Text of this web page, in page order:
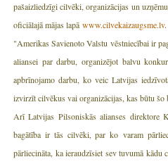
pašaizliedzīgi cilvēki, organizācijas un
oficiālajā mājas lapā www.cilvekaizaugsme.lv.
"Amerikas Savienoto Valstu vēstniecībai ir
aliansei par darbu, organizējot balvu
apbrīnojamo darbu, ko veic Latvijas
izvirzīt cilvēkus vai organizācijas, kas būtu
Arī Latvijas Pilsoniskās alianses direktore
bagātība ir tās cilvēki, par ko varam
pārliecināta, ka ieraudzīsiet sev tuvumā